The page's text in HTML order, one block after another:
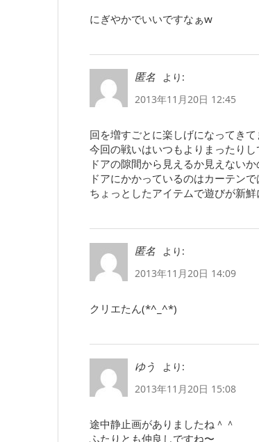
にぎやかでいいですなぁw
匿名
より:
2013年11月20日 12:45
回を増すごとに楽しげになってきて
今回の戦いはいつもよりまったりし
ドアの隙間から見えるか見えない
ドアにかかっているのはカーテン
ちょっとしたアイテムで遊びが新鮮
匿名
より:
2013年11月20日 14:09
クリエたん(*^_^*)
ゆう
より:
2013年11月20日 15:08
途中静止画がありましたね＾＾
ふたりとも仲良しですね〜